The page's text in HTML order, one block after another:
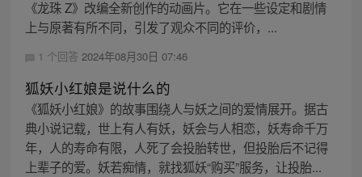
《龙珠 Z》改编全新创作的动画片。它在一些设定和剧情
上与原著有所不同，引发了观众不同的评价，...
1 个回答 2024年08月30日 07:46
狐妖小红娘是说什么的
《狐妖小红娘》的故事围绕人与妖之间的爱情展开。据古
典小说记载，世上有人有妖，妖会与人相恋，妖寿命千万
年，人的寿命有限，人死了会投胎转世，但投胎后不记得
上辈子的爱。妖若痴情，就找狐妖“购买”服务，让投胎...